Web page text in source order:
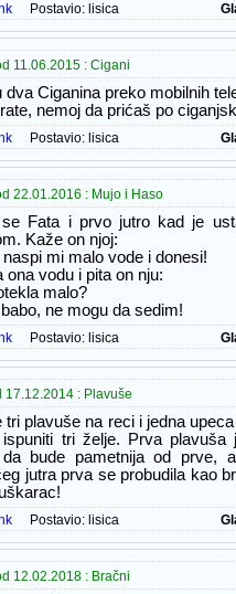
Postavio: lisica
11.06.2015 : Cigani
dva Ciganina preko mobilnih
nemoj da prićaš po
Postavio: lisica
22.01.2016 : Mujo i Haso
se Fata i prvo jutro kad je
Kaže on njoj:
naspi mi malo vode i donesi!
ona vodu i pita on nju:
malo?
ne mogu da sedim!
Postavio: lisica
17.12.2014 : Plavuše
tri plavuše na reci i jedna
tri želje. Prva plavuša
bude pametnija od prve,
jutra prva se probudila kao
Postavio: lisica
12.02.2018 : Bračni